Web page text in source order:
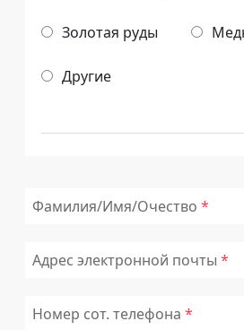
Золотая руды
Другие
Фамилия/Имя/Очество
Адрес электронной почты
Номер сот. телефона